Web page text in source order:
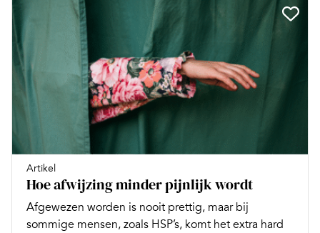
Artikel
Hoe afwijzing minder pijnlijk wordt
Afgewezen worden is nooit prettig, maar bij
sommige mensen, zoals HSP’s, komt het extra hard